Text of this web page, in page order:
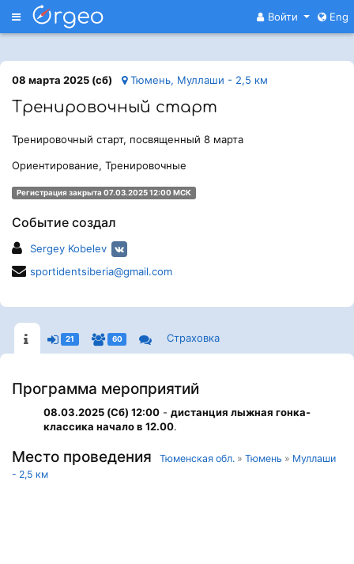
Меню Войти Eng
08 марта 2025 (сб) Тюмень, Муллаши - 2,5 км
Тренировочный старт
Тренировочный старт, посвященный 8 марта
Ориентирование, Тренировочные
Регистрация закрыта 07.03.2025 12:00 МСК
Событие создал
Sergey Kobelev
sportidentsiberia@gmail.com
21 60 Страховка
Программа мероприятий
08.03.2025 (Сб) 12:00 - дистанция лыжная гонка-
классика начало в 12.00.
Место проведения Тюменская обл. » Тюмень » Муллаши
- 2,5 км